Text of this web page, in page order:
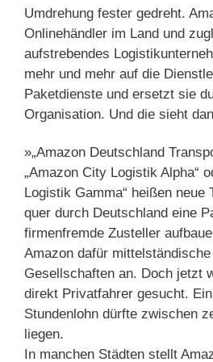
Umdrehung fester gedreht.
Onlinehändler im Land und
aufstrebendes
mehr und mehr auf die
Paketdienste und ersetzt sie
Organisation. Und die sieht
»„Amazon Deutschland
„Amazon City Logistik Alpha“
Logistik Gamma“ heißen neue
quer durch Deutschland eine
firmenfremde Zusteller
Amazon dafür
Gesellschaften an. Doch jetzt
direkt Privatfahrer gesucht.
Stundenlohn dürfte zwischen
liegen.
In manchen Städten stellt